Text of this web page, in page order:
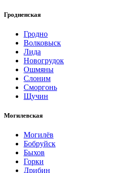
Гродненская
Гродно
Волковыск
Лида
Новогрудок
Ошмяны
Слоним
Сморгонь
Щучин
Могилевская
Могилёв
Бобруйск
Быхов
Горки
Дрибин